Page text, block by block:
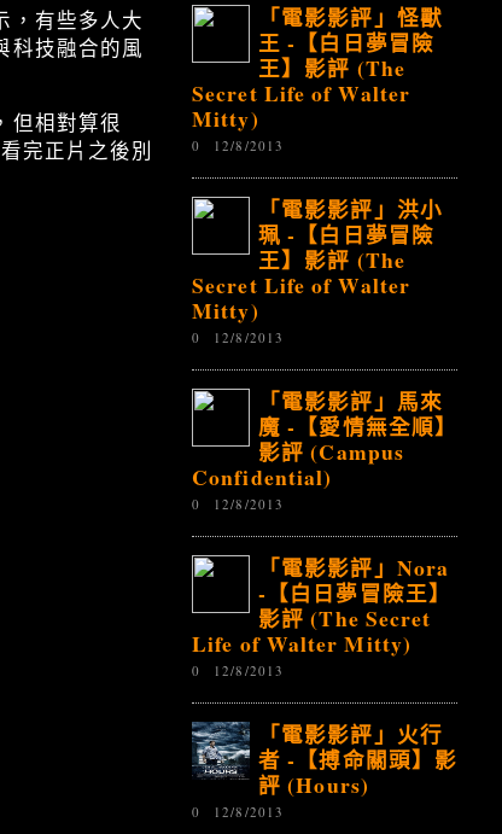
，有些多人大
科技融合的風
但相對算很
完正片之後別
「電影影評」怪獸
王 -【白日夢冒險
王】影評 (The
Secret Life of Walter
Mitty)
0 12/8/2013
「電影影評」洪小
珮 -【白日夢冒險
王】影評 (The
Secret Life of Walter
Mitty)
0 12/8/2013
「電影影評」馬來
魔 -【愛情無全順】
影評 (Campus
Confidential)
0 12/8/2013
「電影影評」Nora
-【白日夢冒險王】
影評 (The Secret
Life of Walter Mitty)
0 12/8/2013
「電影影評」火行
者 -【搏命關頭】影
評 (Hours)
0 12/8/2013